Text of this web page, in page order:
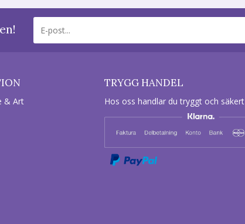
& Art
TRYGG HANDEL
Hos oss handlar du tryggt och säkert